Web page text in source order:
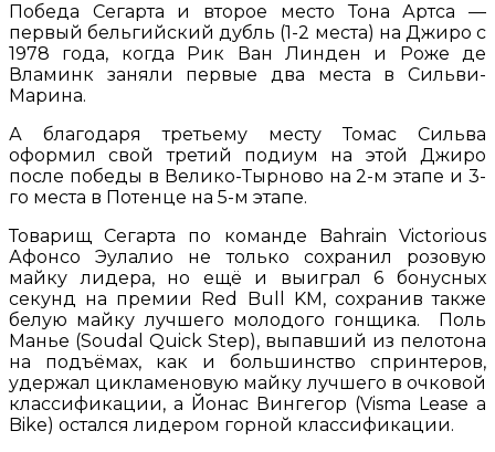
Победа Сегарта и второе место Тона Артса —
первый бельгийский дубль (1-2 места) на Джиро с
1978 года, когда Рик Ван Линден и Роже де
Вламинк заняли первые два места в Сильви-
Марина.
А благодаря третьему месту Томас Сильва
оформил свой третий подиум на этой Джиро
после победы в Велико-Тырново на 2-м этапе и 3-
го места в Потенце на 5-м этапе.
Товарищ Сегарта по команде Bahrain Victorious
Афонсо Эулалио не только сохранил розовую
майку лидера, но ещё и выиграл 6 бонусных
секунд на премии Red Bull KM, сохранив также
белую майку лучшего молодого гонщика. Поль
Манье (Soudal Quick Step), выпавший из пелотона
на подъёмах, как и большинство спринтеров,
удержал цикламеновую майку лучшего в очковой
классификации, а Йонас Вингегор (Visma Lease a
Bike) остался лидером горной классификации.